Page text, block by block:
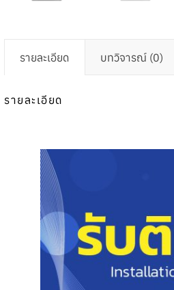
รายละเอียด บทวิจารณ์ (0)
รายละเอียด